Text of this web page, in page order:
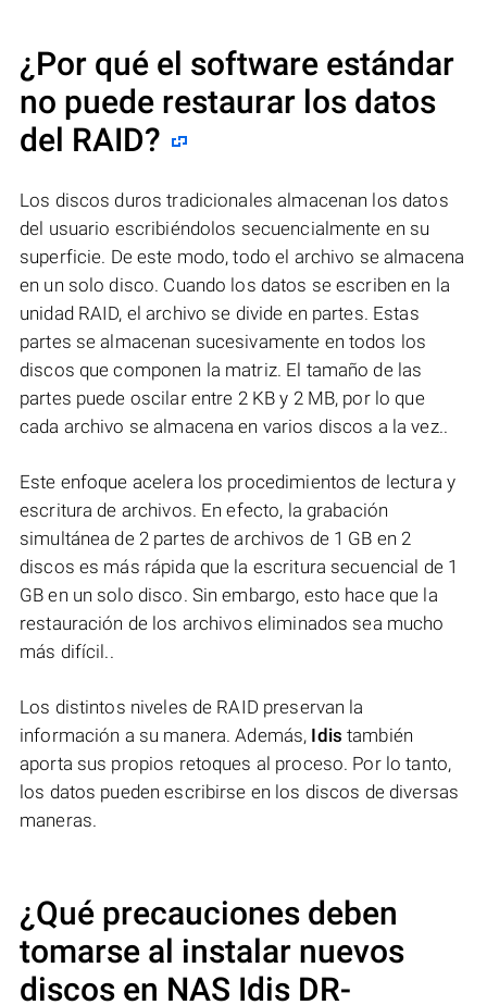
¿Por qué el software estándar
no puede restaurar los datos
del RAID?
Los discos duros tradicionales almacenan los datos
del usuario escribiéndolos secuencialmente en su
superficie. De este modo, todo el archivo se almacena
en un solo disco. Cuando los datos se escriben en la
unidad RAID, el archivo se divide en partes. Estas
partes se almacenan sucesivamente en todos los
discos que componen la matriz. El tamaño de las
partes puede oscilar entre 2 KB y 2 MB, por lo que
cada archivo se almacena en varios discos a la vez..
Este enfoque acelera los procedimientos de lectura y
escritura de archivos. En efecto, la grabación
simultánea de 2 partes de archivos de 1 GB en 2
discos es más rápida que la escritura secuencial de 1
GB en un solo disco. Sin embargo, esto hace que la
restauración de los archivos eliminados sea mucho
más difícil..
Los distintos niveles de RAID preservan la
información a su manera. Además, Idis también
aporta sus propios retoques al proceso. Por lo tanto,
los datos pueden escribirse en los discos de diversas
maneras.
¿Qué precauciones deben
tomarse al instalar nuevos
discos en NAS Idis DR-